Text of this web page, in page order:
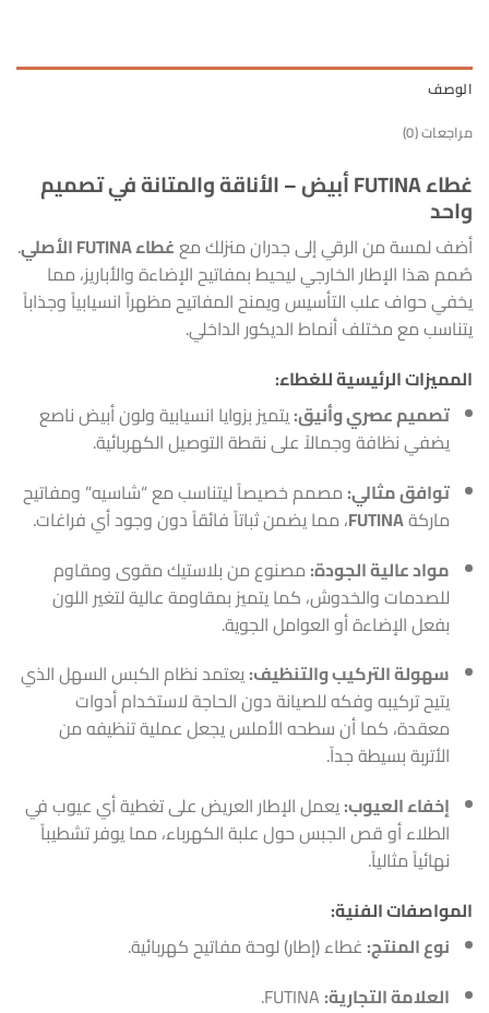
الوصف
مراجعات (0)
غطاء FUTINA أبيض – الأناقة والمتانة في تصميم
واحد
أضف لمسة من الرقي إلى جدران منزلك معغطاء FUTINA الأصلي
.
صُمم هذا الإطار الخارجي ليحيط بمفاتيح الإضاءة والأباريز، مما
يخفي حواف علب التأسيس ويمنح المفاتيح مظهراً انسيابياً وجذاباً
يتناسب مع مختلف أنماط الديكور الداخلي.
المميزات الرئيسية للغطاء:
تصميم عصري وأنيق:يتميز بزوايا انسيابية ولون أبيض ناصع
يضفي نظافة وجمالاً على نقطة التوصيل الكهربائية.
توافق مثالي: مصمم خصيصاً ليتناسب مع “شاسيه” ومفاتيح
ماركةFUTINA، مما يضمن ثباتاً فائقاً دون وجود أي فراغات.
مواد عالية الجودة: مصنوع من بلاستيك مقوى ومقاوم
للصدمات والخدوش، كما يتميز بمقاومة عالية لتغير اللون
بفعل الإضاءة أو العوامل الجوية.
سهولة التركيب والتنظيف:يعتمد نظام الكبس السهل الذي
يتيح تركيبه وفكه للصيانة دون الحاجة لاستخدام أدوات
معقدة، كما أن سطحه الأملس يجعل عملية تنظيفه من
الأتربة بسيطة جداً.
إخفاء العيوب:يعمل الإطار العريض على تغطية أي عيوب في
الطلاء أو قص الجبس حول علبة الكهرباء، مما يوفر تشطيباً
نهائياً مثالياً.
المواصفات الفنية:
نوع المنتج: غطاء (إطار) لوحة مفاتيح كهربائية.
العلامة التجارية: